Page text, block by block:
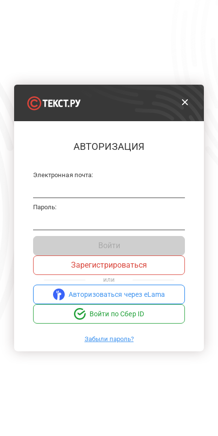
АВТОРИЗАЦИЯ
Электронная почта:
Пароль:
Войти
Зарегистрироваться
или
Авторизоваться через eLama
Войти по Сбер ID
Забыли пароль?